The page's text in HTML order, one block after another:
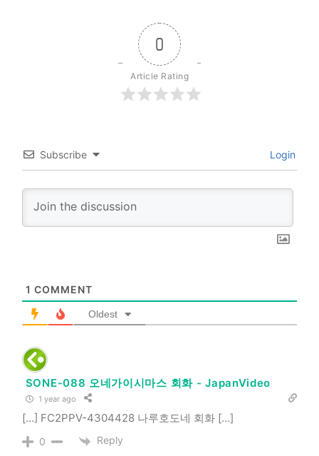
0
Article Rating
Subscribe Login
1 COMMENT
Oldest
SONE-088 오네가이시마스 회화 - JapanVideo
1 year ago
[…] FC2PPV-4304428 나루호도네 회화 […]
0 Reply